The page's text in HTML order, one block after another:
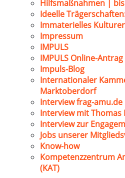
Hilfsmaßnahmen | bis
Ideelle
Immaterielles
Impressum
IMPULS
IMPULS Online-Antrag
Impuls-Blog
Internationaler
Marktoberdorf
Interview frag-amu.de
Interview mit
Interview zur
Jobs unserer
Know-how
Kompetenzzentrum
(KAT)